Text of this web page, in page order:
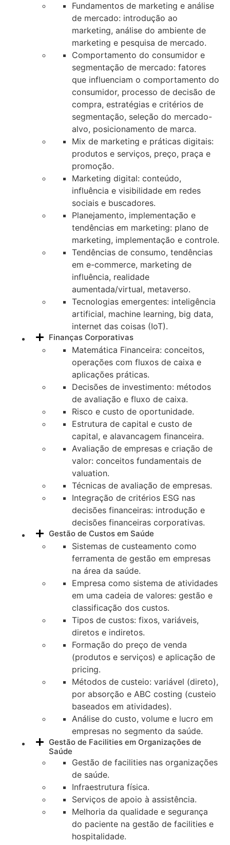
Fundamentos de marketing e análise
de mercado: introdução ao
marketing, análise do ambiente de
marketing e pesquisa de mercado.
Comportamento do consumidor e
segmentação de mercado: fatores
que influenciam o comportamento do
consumidor, processo de decisão de
compra, estratégias e critérios de
segmentação, seleção do mercado-
alvo, posicionamento de marca.
Mix de marketing e práticas digitais:
produtos e serviços, preço, praça e
promoção.
Marketing digital: conteúdo,
influência e visibilidade em redes
sociais e buscadores.
Planejamento, implementação e
tendências em marketing: plano de
marketing, implementação e controle.
Tendências de consumo, tendências
em e-commerce, marketing de
influência, realidade
aumentada/virtual, metaverso.
Tecnologias emergentes: inteligência
artificial, machine learning, big data,
internet das coisas (IoT).
Finanças Corporativas
Matemática Financeira: conceitos,
operações com fluxos de caixa e
aplicações práticas.
Decisões de investimento: métodos
de avaliação e fluxo de caixa.
Risco e custo de oportunidade.
Estrutura de capital e custo de
capital, e alavancagem financeira.
Avaliação de empresas e criação de
valor: conceitos fundamentais de
valuation.
Técnicas de avaliação de empresas.
Integração de critérios ESG nas
decisões financeiras: introdução e
decisões financeiras corporativas.
Gestão de Custos em Saúde
Sistemas de custeamento como
ferramenta de gestão em empresas
na área da saúde.
Empresa como sistema de atividades
em uma cadeia de valores: gestão e
classificação dos custos.
Tipos de custos: fixos, variáveis,
diretos e indiretos.
Formação do preço de venda
(produtos e serviços) e aplicação de
pricing.
Métodos de custeio: variável (direto),
por absorção e ABC costing (custeio
baseados em atividades).
Análise do custo, volume e lucro em
empresas no segmento da saúde.
Gestão de Facilities em Organizações de
Saúde
Gestão de facilities nas organizações
de saúde.
Infraestrutura física.
Serviços de apoio à assistência.
Melhoria da qualidade e segurança
do paciente na gestão de facilities e
hospitalidade.